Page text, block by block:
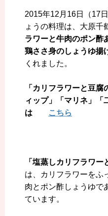
2015年12月16日（17
ょうの料理は、大原千
ラワーと牛肉のポン酢
鶏ささ身のしょうゆ揚
くれました。
「カリフラワーと豆
ィップ」
「マリネ」
は
こちら
「塩蒸しカリフラワー
は、カリフラワーをふ
肉とポン酢しょうゆで
ています。